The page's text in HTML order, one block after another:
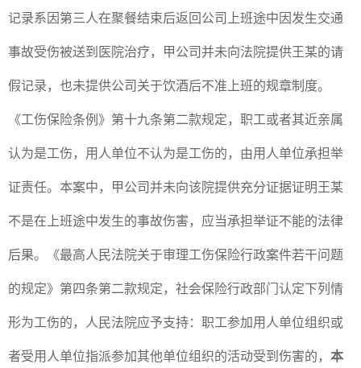
记录系因第三人在聚餐结束后返回公司上班途中因发生交通
事故受伤被送到医院治疗，甲公司并未向法院提供王某的请
假记录，也未提供公司关于饮酒后不准上班的规章制度。
《工伤保险条例》第十九条第二款规定，职工或者其近亲属
认为是工伤，用人单位不认为是工伤的，由用人单位承担举
证责任。本案中，甲公司并未向该院提供充分证据证明王某
不是在上班途中发生的事故伤害，应当承担举证不能的法律
后果。《最高人民法院关于审理工伤保险行政案件若干问题
的规定》第四条第二款规定，社会保险行政部门认定下列情
形为工伤的，人民法院应予支持：职工参加用人单位组织或
者受用人单位指派参加其他单位组织的活动受到伤害的， 本